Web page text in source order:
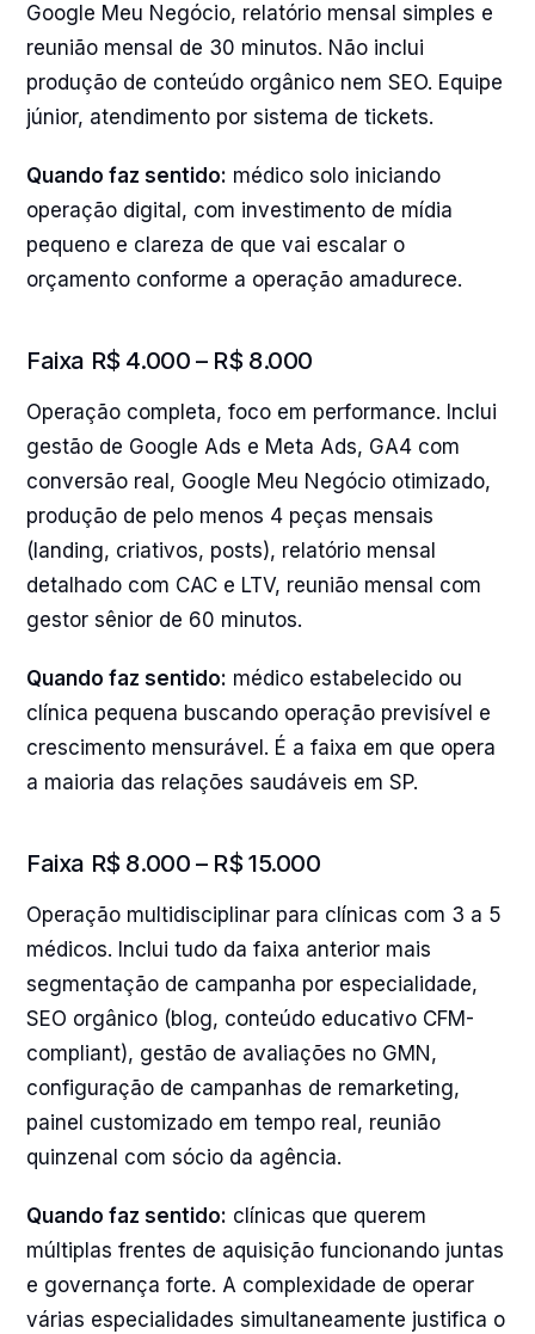
Google Meu Negócio, relatório mensal simples e
reunião mensal de 30 minutos. Não inclui
produção de conteúdo orgânico nem SEO. Equipe
júnior, atendimento por sistema de tickets.
Quando faz sentido: médico solo iniciando
operação digital, com investimento de mídia
pequeno e clareza de que vai escalar o
orçamento conforme a operação amadurece.
Faixa R$ 4.000 – R$ 8.000
Operação completa, foco em performance. Inclui
gestão de Google Ads e Meta Ads, GA4 com
conversão real, Google Meu Negócio otimizado,
produção de pelo menos 4 peças mensais
(landing, criativos, posts), relatório mensal
detalhado com CAC e LTV, reunião mensal com
gestor sênior de 60 minutos.
Quando faz sentido: médico estabelecido ou
clínica pequena buscando operação previsível e
crescimento mensurável. É a faixa em que opera
a maioria das relações saudáveis em SP.
Faixa R$ 8.000 – R$ 15.000
Operação multidisciplinar para clínicas com 3 a 5
médicos. Inclui tudo da faixa anterior mais
segmentação de campanha por especialidade,
SEO orgânico (blog, conteúdo educativo CFM-
compliant), gestão de avaliações no GMN,
configuração de campanhas de remarketing,
painel customizado em tempo real, reunião
quinzenal com sócio da agência.
Quando faz sentido: clínicas que querem
múltiplas frentes de aquisição funcionando juntas
e governança forte. A complexidade de operar
várias especialidades simultaneamente justifica o